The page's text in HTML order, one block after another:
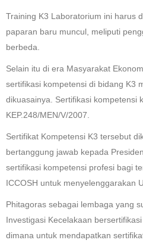
Training K3 Laboratorium ini harus
paparan baru muncul, meliputi
berbeda.
Selain itu di era Masyarakat
sertifikasi kompetensi di bidang K3
dikuasainya. Sertifikasi kompetensi
KEP.248/MEN/V/2007.
Sertifikat Kompetensi K3 tersebut
bertanggung jawab kepada
sertifikasi kompetensi profesi bagi
ICCOSH untuk menyelenggarakan
Phitagoras sebagai lembaga yang
Investigasi Kecelakaan
dimana untuk mendapatkan